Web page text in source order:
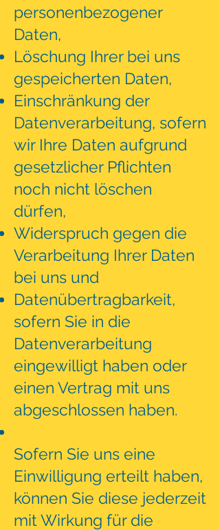
personenbezogener
Daten,
Löschung Ihrer bei uns
gespeicherten Daten,
Einschränkung der
Datenverarbeitung, sofern
wir Ihre Daten aufgrund
gesetzlicher Pflichten
noch nicht löschen
dürfen,
Widerspruch gegen die
Verarbeitung Ihrer Daten
bei uns und
Datenübertragbarkeit,
sofern Sie in die
Datenverarbeitung
eingewilligt haben oder
einen Vertrag mit uns
abgeschlossen haben.
Sofern Sie uns eine
Einwilligung erteilt haben,
können Sie diese jederzeit
mit Wirkung für die